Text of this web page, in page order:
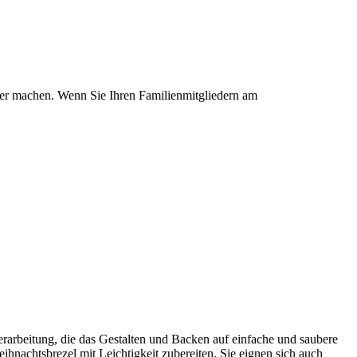
machen. Wenn Sie Ihren Familienmitgliedern am
die das Gestalten und Backen auf einfache und saubere
mit Leichtigkeit zubereiten. Sie eignen sich auch